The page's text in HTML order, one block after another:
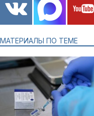
МАТЕРИАЛЫ ПО ТЕМЕ